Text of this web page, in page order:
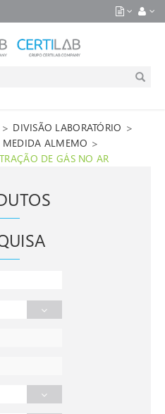
> DIVISÃO LABORATÓRIO >
MEDIDA ALMEMO >
DE GÁS NO AR